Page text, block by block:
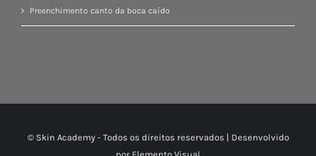
Preenchimento canto da boca caído
© Skin Academy - Todos os direitos reservados | Desenvolvido